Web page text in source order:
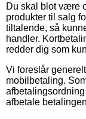
Du skal blot være
produkter til salg
tiltalende, så
handler.
redder dig som
Vi foreslår
mobilbetaling.
afbetale